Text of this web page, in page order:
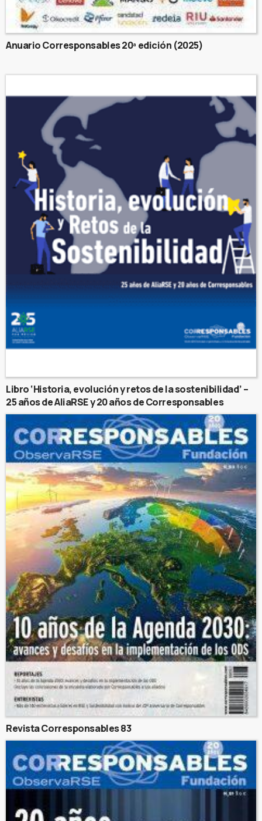
Anuario Corresponsables 20ª edición (2025)
Libro ‘Historia, evolución y retos de la sostenibilidad’ –
25 años de AliaRSE y 20 años de Corresponsables
Revista Corresponsables 83